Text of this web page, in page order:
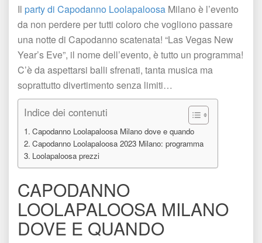
Il party di Capodanno Loolapaloosa Milano è l’evento
da non perdere per tutti coloro che vogliono passare
una notte di Capodanno scatenata! “Las Vegas New
Year’s Eve”, il nome dell’evento, è tutto un programma!
C’è da aspettarsi balli sfrenati, tanta musica ma
oprattutto divertimento senza limiti…
Indice dei contenuti
Capodanno Loolapaloosa Milano dove e quando
Capodanno Loolapaloosa 2023 Milano: programma
Loolapaloosa prezzi
CAPODANNO
LOOLAPALOOSA MILANO
DOVE E QUANDO